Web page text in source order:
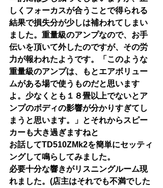
しくフォーカスが合うことで得られる
結果で損失分が少しは補われてしまい
ました。重量級のアンプなので、お手
伝いを頂いて外したのですが、その労
力が報われたようです。「このような
重量級のアンプは、もとエアボリュー
ムがある場で使うものだと思います
よ。少なくとも１８畳以上でないとア
ンプのボディの影響が分かりすぎてし
まうと思います。」とそれからスピー
カーも大き過ぎますねと
お話してTD510ZMk2を簡単にセッティ
ングして鳴らしてみました。
必要十分な響きがリスニングルーム現
れました。(店主はそれでも不満でした